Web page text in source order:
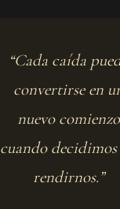
“Cada caída
convertirse en
nuevo comienzo
cuando
rendirnos.”